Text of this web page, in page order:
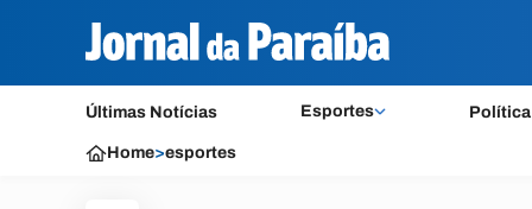
Últimas Notícias Esportes Política
Home>esportes